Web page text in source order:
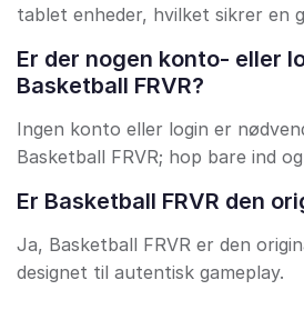
tablet enheder, hvilket sikrer en
Er der nogen konto- eller
Basketball FRVR?
Ingen konto eller login er
Basketball FRVR; hop bare ind
Er Basketball FRVR den
Ja, Basketball FRVR er den
designet til autentisk gameplay.